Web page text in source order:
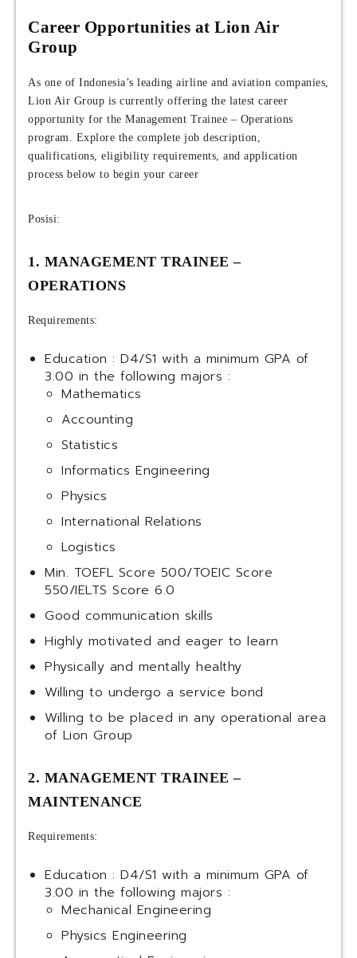
Career Opportunities at Lion Air
Group
As one of Indonesia’s leading airline and aviation companies,
Lion Air Group is currently offering the latest career
opportunity for the Management Trainee – Operations
program. Explore the complete job description,
qualifications, eligibility requirements, and application
process below to begin your career
Posisi:
1. MANAGEMENT TRAINEE –
OPERATIONS
Requirements:
Education : D4/S1 with a minimum GPA of
3.00 in the following majors :
Mathematics
Accounting
Statistics
Informatics Engineering
Physics
International Relations
Logistics
Min. TOEFL Score 500/TOEIC Score
550/IELTS Score 6.0
Good communication skills
Highly motivated and eager to learn
Physically and mentally healthy
Willing to undergo a service bond
Willing to be placed in any operational area
of Lion Group
2. MANAGEMENT TRAINEE –
MAINTENANCE
Requirements:
Education : D4/S1 with a minimum GPA of
3.00 in the following majors :
Mechanical Engineering
Physics Engineering